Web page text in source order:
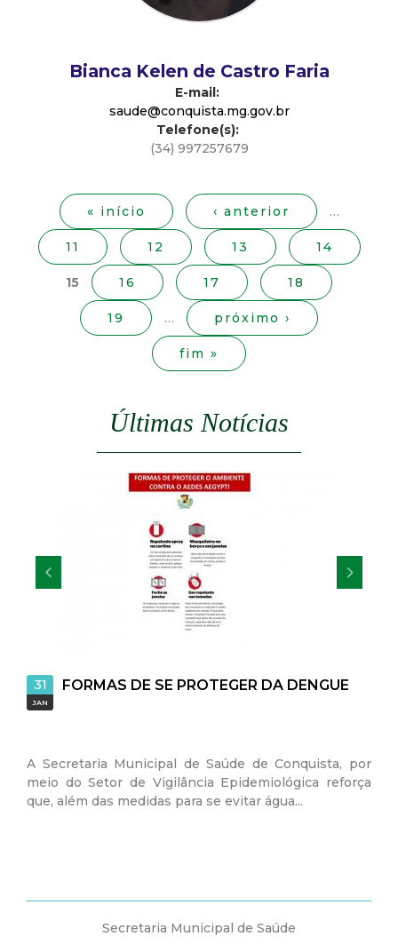
s
Bianca Kelen de Castro Faria
E-mail:
saude@conquista.mg.gov.br
Telefone(s):
(34) 997257679
« início ‹ anterior …
11 12 13 14
15 16 17 18
19 … próximo ›
fim »
Últimas Notícias
31
JAN
FORMAS DE SE PROTEGER DA DENGUE
A Secretaria Municipal de Saúde de Conquista, por
meio do Setor de Vigilância Epidemiológica reforça
que, além das medidas para se evitar água...
Secretaria Municipal de Saúde
Na